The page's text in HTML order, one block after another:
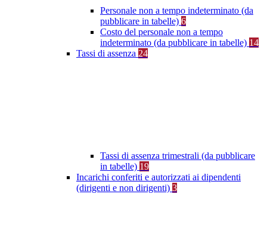
Personale non a tempo indeterminato (da
pubblicare in tabelle) 6
Costo del personale non a tempo
indeterminato (da pubblicare in tabelle) 14
Tassi di assenza 24
Tassi di assenza trimestrali (da pubblicare
in tabelle) 19
Incarichi conferiti e autorizzati ai dipendenti
(dirigenti e non dirigenti) 3